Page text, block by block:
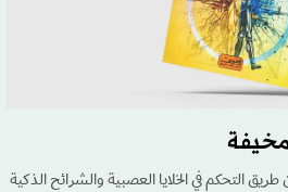
التحكم في الخلايا العصبية والشرائح الذكية